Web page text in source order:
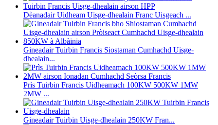
Dèanadair Uidheam Uisge-dhealain Franc Uisgeach ...
Gineadair Tuirbin Francis Siostaman Cumhachd Uisge-
dhealain...
Prìs Tuirbin Francis Uidheamach 100KW 500KW 1MW
2MW ...
Gineadair Tuirbin Uisge-dhealain 250KW Fran...